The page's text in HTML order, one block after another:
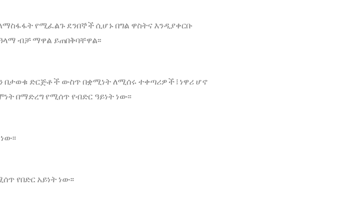
የሚፈልጉ ደንበኞች ሲሆኑ በግል ዋስትና እንዲያቀርቡ
ብቻ ማዋል ይጠበቅባቸዋል፡፡
በታወቁ ድርጅቶች ውስጥ በቋሚነት ለሚሰሩ ተቀጣሪዎች ፧ ነዋሪ ሆኖ
በማድረግ የሚሰጥ የብድር ዓይነት ነው፡፡
የበድር አይነት ነው፡፡